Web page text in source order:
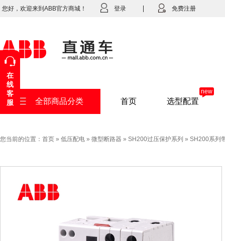
您好，欢迎来到ABB官方商城！ 登录 免费注册
全部商品分类 首页 选型配置
new
您当前的位置： 首页 » 低压配电 » 微型断路器 » SH200过压保护系列 » SH200系列
在
线
客
服